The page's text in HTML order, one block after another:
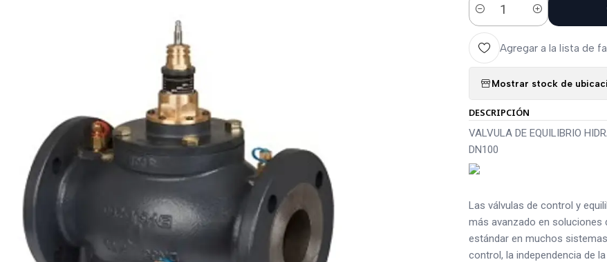
Cantidad
Agregar a la lista de
Mostrar stock de
DESCRIPCIÓN
VALVULA DE EQUILIBRIO
DN100
Las válvulas de control y
más avanzado en soluciones
estándar en muchos
control, la independencia de